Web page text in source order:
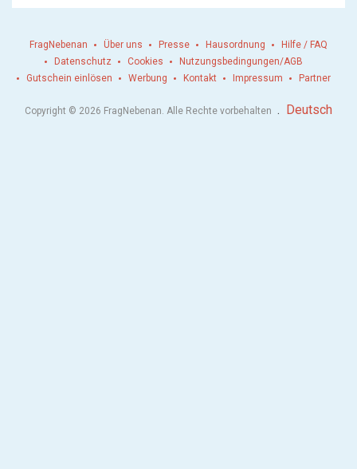
FragNebenan Über uns Presse Hausordnung
Hilfe / FAQ
Datenschutz
Cookies
Nutzungsbedingungen/AGB
Gutschein einlösen
Werbung Kontakt Impressum Partner
Copyright © 2026 FragNebenan. Alle Rechte vorbehalten . Deutsch